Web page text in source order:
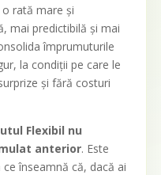
rată mare și
mai predictibilă și mai
împrumuturile
la condiții pe care le
și fără costuri
Flexibil nu
anterior. Este
înseamnă că, dacă ai